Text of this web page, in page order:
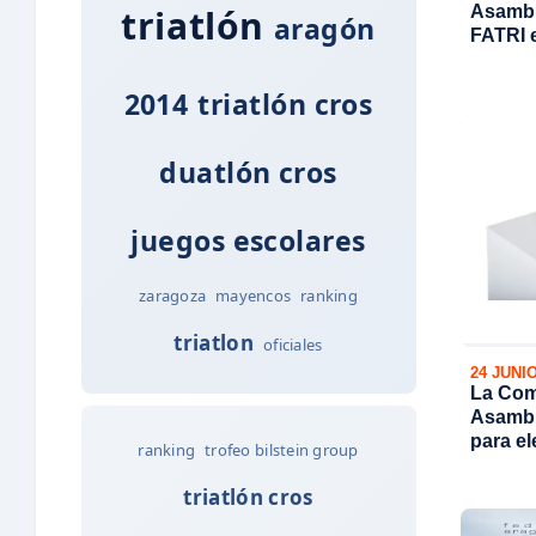
triatlón aragón
2014 triatlón cros
duatlón cros
juegos escolares
zaragoza mayencos ranking
triatlon oficiales
ranking trofeo bilstein group
triatlón cros
FATRI
24
La
para